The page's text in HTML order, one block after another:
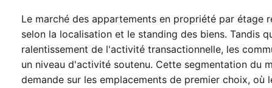
Le marché des appartements en propriété par étage
selon la localisation et le standing des biens. Tandis
ralentissement de l'activité transactionnelle, les
un niveau d'activité soutenu. Cette segmentation du
demande sur les emplacements de premier choix, où